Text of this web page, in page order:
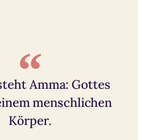
Amma: Gottes
menschlichen
Körper.